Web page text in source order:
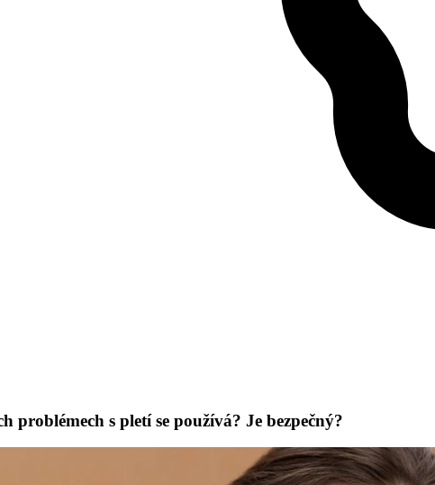
s pletí se používá? Je bezpečný?